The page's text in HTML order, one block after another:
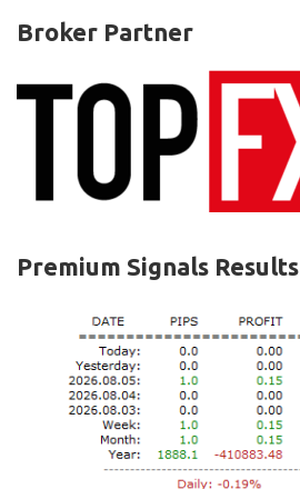
Broker Partner
Premium Signals Results